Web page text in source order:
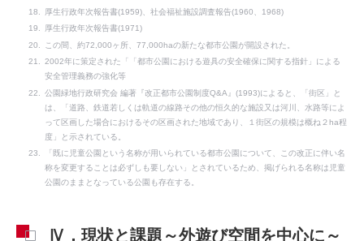
厚生行政年次報告書(1959)、社会福祉施設調査報告(1960、1968)
厚生行政年次報告書(1971)
この間、約72,000ヶ所、77,000haの新たな都市公園が開設された。
2002年に策定された「「都市公園における遊具の安全確保に関する指針」による
安全管理義務の強化等
公園緑地行政研究会 編著『改正都市公園制度Q&A』(1993)によると、「街区」と
は、「道路、鉄道若しくは軌道の線路その他の恒久的な施設又は河川、水路等によ
って区画した場合におけるその区画された地域であり、１街区の規模は概ね２ha程
度」と示されている。
「既に児童公園という名称が用いられている都市公園について、この改正に伴い名
称を変更することは必ずしも要しない」とされているため、掲げられる名称は児童
公園のままとなっている公園も存在する。
Ⅳ．現状と課題～外遊び空間を中心に～